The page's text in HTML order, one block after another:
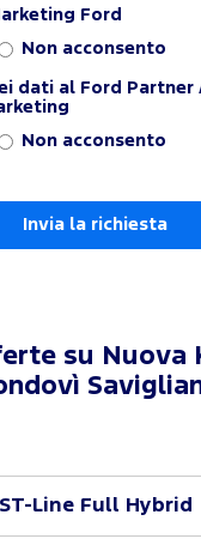
Ford
Non acconsento
dati al Ford Partner
Non acconsento
su
Nuova
Line Full Hybrid